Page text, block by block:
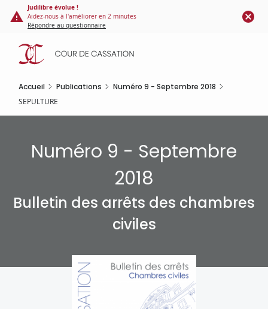
Panneau de gestion des cookies
contenu
principal
Judilibre évolue !
Aidez-nous à l'améliorer en 2 minutes
Répondre au questionnaire
Accueil Publications Numéro 9 - Septembre 2018
SEPULTURE
Numéro 9 - Septembre
2018
Bulletin des arrêts des chambres
civiles